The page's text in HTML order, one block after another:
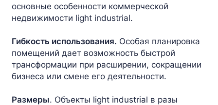
основные особенности коммерческой
недвижимости light industrial.
Гибкость использования. Особая планировка
помещений дает возможность быстрой
трансформации при расширении, сокращении
бизнеса или смене его деятельности.
Размеры. Объекты light industrial в разы